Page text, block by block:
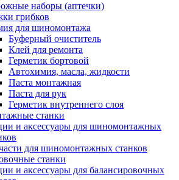
наборы (аптечки)
грибков
для шиномонтажа
Буферный очиститель
Клей для ремонта
Герметик бортовой
Автохимия, масла, жидкости
Паста монтажная
Паста для рук
Герметик внутреннего слоя
станки
и аксессуары для шиномонтажных
для шиномонтажных станков
станки
и аксессуары для балансировочных